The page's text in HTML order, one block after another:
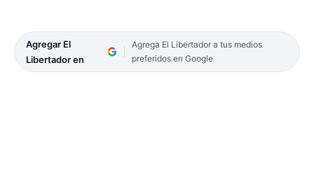
Agregar El
Libertador en
Agrega El Libertador a tus medios
preferidos en Google